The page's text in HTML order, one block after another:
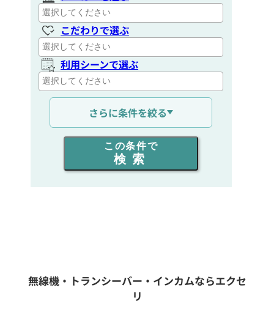
こだわりで選ぶ
利用シーンで選ぶ
通信距離を選ぶ
出力を選ぶ
同時通話人数を選ぶ
フリーワード入力(製品名等)
さらに条件を絞る
この条件で
検索
無線機・トランシーバー・インカムならエクセ
リ